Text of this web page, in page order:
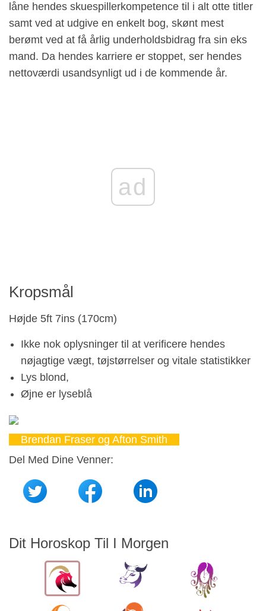
låne hendes skuespillerkompetence til i alt otte titler
samt ved at udgive en enkelt bog, skønt mest
berømt ved at få årlig underholdsbidrag fra sin eks
mand. Da hendes karriere er stoppet, ser hendes
nettoværdi usandsynligt ud i de kommende år.
ad
Kropsmål
Højde 5ft 7ins (170cm)
Ikke nok oplysninger til at verificere hendes
nøjagtige vægt, tøjstørrelser og vitale statistikker
Lys blond,
Øjne er lyseblå
Brendan Fraser og Afton Smith
Del Med Dine Venner:
Dit Horoskop Til I Morgen